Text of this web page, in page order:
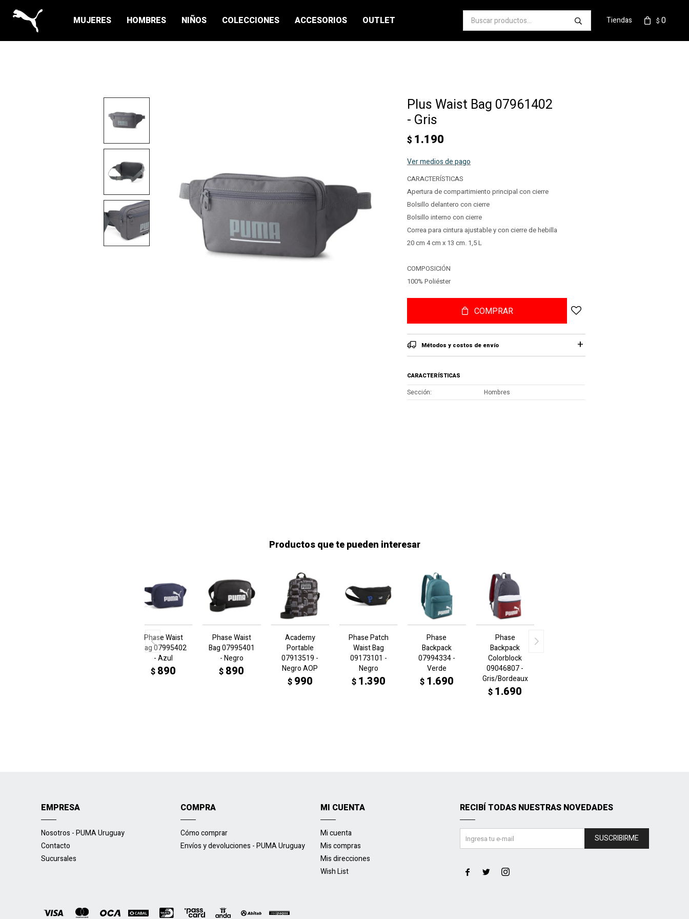
MUJERES HOMBRES NIÑOS COLECCIONES ACCESORIOS OUTLET $ 0
Tiendas
Plus Waist Bag 07961402
- Gris
$ 1.190
Ver medios de pago
CARACTERÍSTICAS
Apertura de compartimiento principal con cierre
Bolsillo delantero con cierre
Bolsillo interno con cierre
Correa para cintura ajustable y con cierre de hebilla
20 cm 4 cm x 13 cm. 1,5 L
COMPOSICIÓN
100% Poliéster
COMPRAR
Métodos y costos de envío
CARACTERÍSTICAS
Sección Hombres
Productos que te pueden interesar
Phase Waist
Bag 07995402
- Azul
$ 890
Phase Waist
Bag 07995401
- Negro
$ 890
Academy
Portable
07913519 -
Negro AOP
$ 990
Phase Patch
Waist Bag
09173101 -
Negro
$ 1.390
Phase
Backpack
07994334 -
Verde
$ 1.690
Phase
Backpack
Colorblock
09046807 -
Gris/Bordeaux
$ 1.690
EMPRESA
Nosotros - PUMA Uruguay
Contacto
Sucursales
COMPRA
Cómo comprar
Envíos y devoluciones - PUMA Uruguay
MI CUENTA
Mi cuenta
Mis compras
Mis direcciones
Wish List
RECIBÍ TODAS NUESTRAS NOVEDADES
SUSCRIBIRME
  